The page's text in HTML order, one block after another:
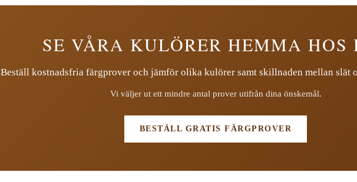
SE VÅRA KULÖRER HEMMA HOS
Beställ kostnadsfria färgprover och jämför olika kulörer samt skillnaden mellan slät
Vi väljer ut ett mindre antal prover utifrån dina önskemål.
BESTÄLL GRATIS FÄRGPROVER